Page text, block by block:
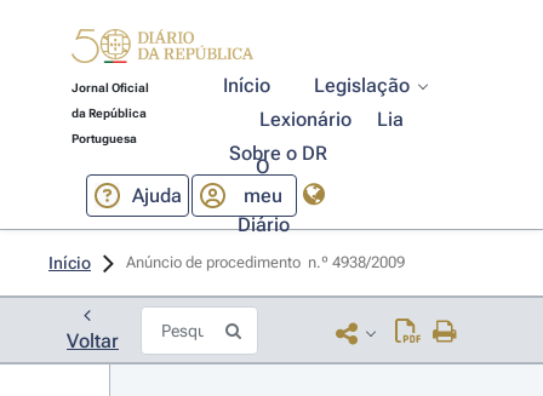
Jornal Oficial
da República
Portuguesa
Início
Legislação
Lexionário
Lia
Sobre o DR
Ajuda
O
meu
Diário
Início Anúncio de procedimento  n.º 4938/2009
Voltar